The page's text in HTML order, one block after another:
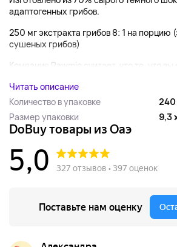
адаптогенных грибов.
250 мг экстракта грибов 8: 1 на порцию
сушеных грибов)
Компания Rawmio считает, что то, что вы
Читать описание
Количество в упаковке
240
Размер упаковки
9,3